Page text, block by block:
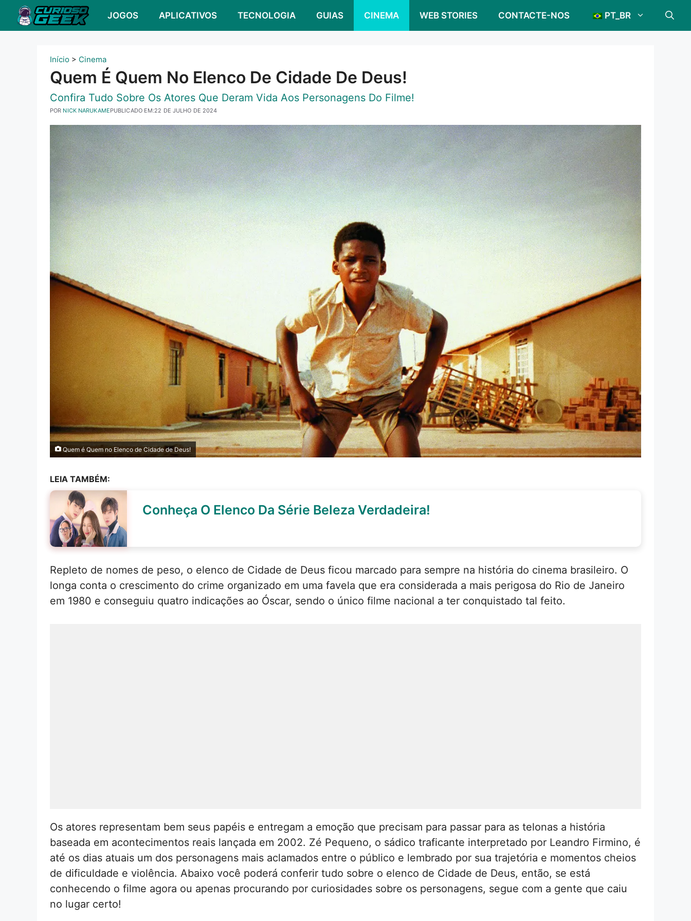
Pular
para
JOGOS APLICATIVOS TECNOLOGIA GUIAS CINEMA WEB STORIES CONTACTE-NOS PT_BR
Início > Cinema
Quem É Quem No Elenco De Cidade De Deus!
Confira Tudo Sobre Os Atores Que Deram Vida Aos Personagens Do Filme!
PUBLICADO EM:22 DE JULHO DE 2024
POR NICK NARUKAME
Quem é Quem no Elenco de Cidade de Deus!
LEIA TAMBÉM:
Conheça O Elenco Da Série Beleza Verdadeira!
Repleto de nomes de peso, o elenco de Cidade de Deus ficou marcado para sempre na história do cinema brasileiro. O
longa conta o crescimento do crime organizado em uma favela que era considerada a mais perigosa do Rio de Janeiro
em 1980 e conseguiu quatro indicações ao Óscar, sendo o único filme nacional a ter conquistado tal feito.
Os atores representam bem seus papéis e entregam a emoção que precisam para passar para as telonas a história
baseada em acontecimentos reais lançada em 2002. Zé Pequeno, o sádico traficante interpretado por Leandro Firmino, é
até os dias atuais um dos personagens mais aclamados entre o público e lembrado por sua trajetória e momentos cheios
de dificuldade e violência. Abaixo você poderá conferir tudo sobre o elenco de Cidade de Deus, então, se está
conhecendo o filme agora ou apenas procurando por curiosidades sobre os personagens, segue com a gente que caiu
no lugar certo!